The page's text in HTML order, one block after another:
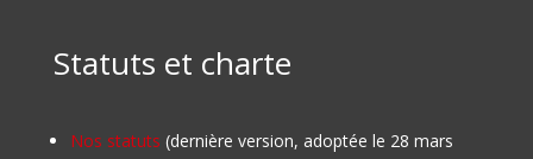
Statuts et charte
Nos statuts (dernière version, adoptée le 28 mars